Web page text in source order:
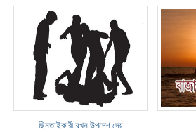
ছিনতাইকারী যখন উপদেশ দেয়